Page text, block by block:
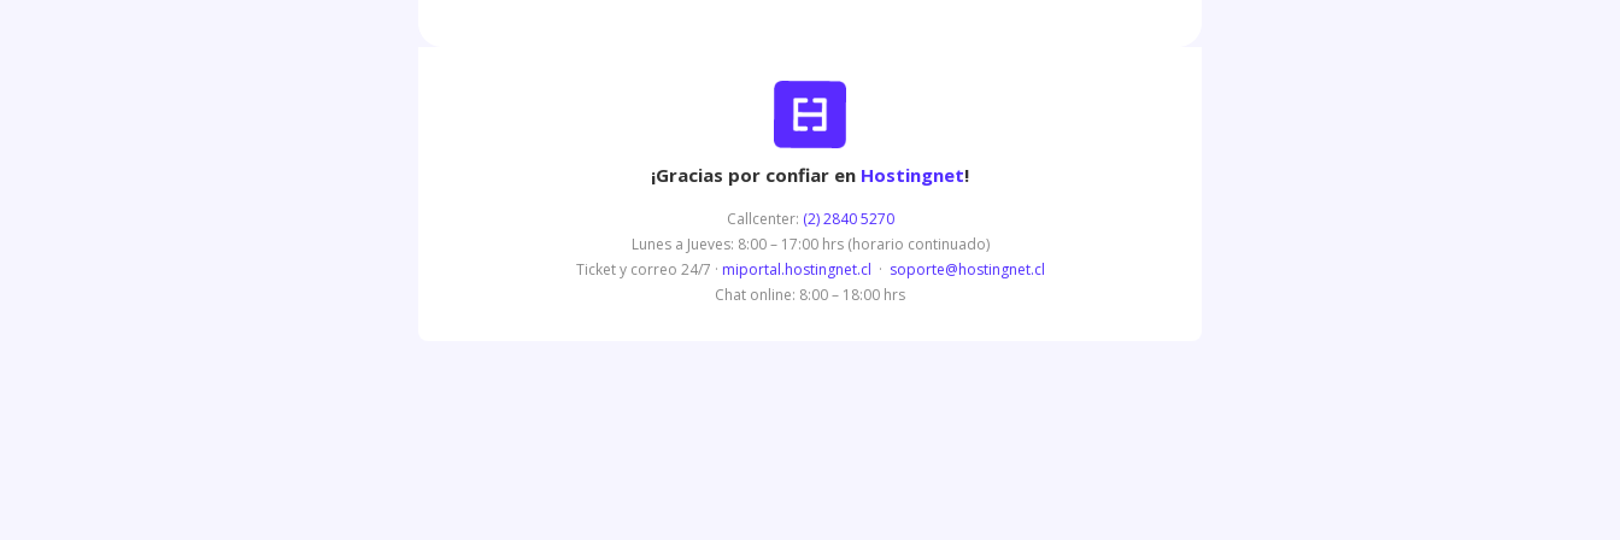
¡Gracias por confiar en Hostingnet!
Callcenter: (2) 2840 5270
Lunes a Jueves: 8:00 – 17:00 hrs (horario continuado)
Ticket y correo 24/7 · miportal.hostingnet.cl · soporte@hostingnet.cl
Chat online: 8:00 – 18:00 hrs